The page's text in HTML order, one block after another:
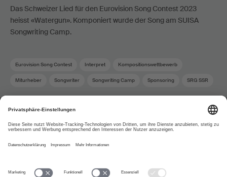
Das Schweizer Lied für den Eurovision Song Contest 2023
heisst «Watergun». Komponiert wurde der Song am SUISA
Songwriting Camp.
Eurovision Song Contest Interpret Kompositionswettbewerb
Miturheber Songwriter Songwriting Camp Sponsoring SRG SSR
SUISA Music Stories
www.suisa.ch
Über uns